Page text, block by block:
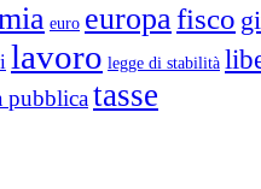
euro europafisco
lavoro legge di stabilità
pubblicatasse